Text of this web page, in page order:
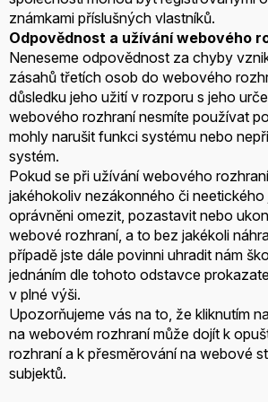
známkami příslušných vlastníků.
Odpovědnost a užívání webového
Neneseme odpovědnost za chyby
zásahů třetích osob do webového
důsledku jeho užití v rozporu s jeho
webového rozhraní nesmíte používat
mohly narušit funkci systému nebo
systém.
Pokud se při užívání webového
jakéhokoliv nezákonného či neetického
oprávněni omezit, pozastavit nebo
webové rozhraní, a to bez jakékoli
případě jste dále povinni uhradit nám
jednáním dle tohoto odstavce
v plné výši.
Upozorňujeme vás na to, že kliknutím
na webovém rozhraní může dojít k
rozhraní a k přesměrování na webové
subjektů.